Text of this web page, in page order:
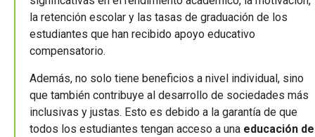
la retención escolar y las tasas de graduación de los
estudiantes que han recibido apoyo educativo
compensatorio.
Además, no solo tiene beneficios a nivel individual, sino
que también contribuye al desarrollo de sociedades más
inclusivas y justas. Esto es debido a la garantía de que
todos los estudiantes tengan acceso a una educación de